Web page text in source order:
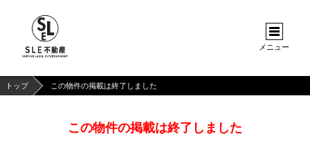
メニュー
トップ この物件の掲載は終了しました
この物件の掲載は終了しました